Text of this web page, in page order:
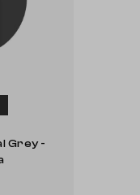
Grey -